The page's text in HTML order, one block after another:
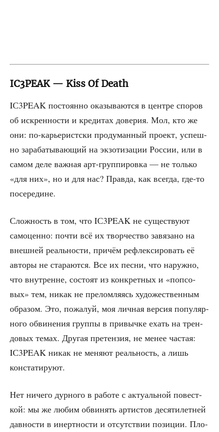
IC3PEAK — Kiss Of Death
IС3PEAK посто­ян­но ока­зы­ва­ют­ся в цен­тре спо­ров
об искрен­но­сти и кре­ди­тах дове­рия. Мол, кто же
они: по-карье­рист­ски про­ду­ман­ный про­ект, успеш­
но зара­ба­ты­ва­ю­щий на экзо­ти­за­ции Рос­сии, или в
самом деле важ­ная арт-груп­пи­ров­ка — не толь­ко
«для них», но и для нас? Прав­да, как все­гда, где-то
посередине.
Слож­ность в том, что IС3PEAK не суще­ству­ют
само­цен­но: почти всё их твор­че­ство завя­за­но на
внеш­ней реаль­но­сти, при­чём рефлек­си­ро­вать её
авто­ры не ста­ра­ют­ся. Все их пес­ни, что наруж­но,
что внут­ренне, состо­ят из кон­крет­ных и «поп­со­
вых» тем, никак не пре­лом­ля­ясь худо­же­ствен­ным
обра­зом. Это, пожа­луй, моя лич­ная вер­сия попу­ляр­
но­го обви­не­ния груп­пы в при­выч­ке ехать на трен­
до­вых темах. Дру­гая пре­тен­зия, не менее частая:
IС3PEAK никак не меня­ют реаль­ность, а лишь
констатируют.
Нет ниче­го дур­но­го в рабо­те с акту­аль­ной повест­
кой: мы же любим обви­нять арти­стов деся­ти­лет­ней
дав­но­сти в инерт­но­сти и отсут­ствии пози­ции. Пло­